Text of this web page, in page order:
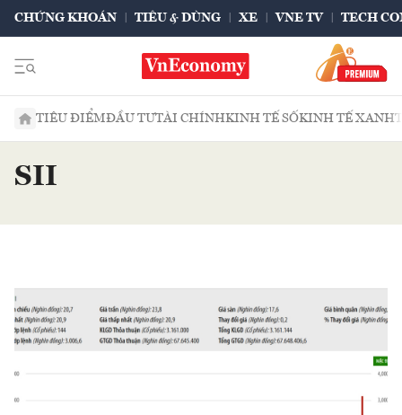
CHỨNG KHOÁN TIÊU & DÙNG XE VNE TV TECH
TIÊU ĐIỂMĐẦU TƯTÀI CHÍNHKINH TẾ SỐKINH TẾ XANH
SII